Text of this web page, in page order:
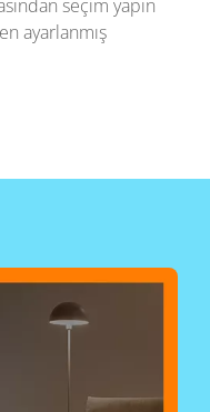
seçim yapın
ayarlanmış